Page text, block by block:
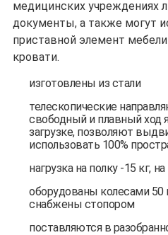
медицинских учреждениях
документы, а также могут
приставной элемент мебели
кровати.
изготовлены из стали
телескопические
свободный и плавный ход
загрузке, позволяют
использовать 100%
нагрузка на полку -15 кг,
оборудованы колесами
снабжены стопором
поставляются в